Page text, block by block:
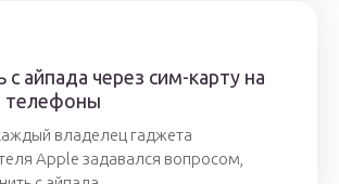
с айпада через сим-карту на
телефоны
владелец гаджета
Apple задавался вопросом,